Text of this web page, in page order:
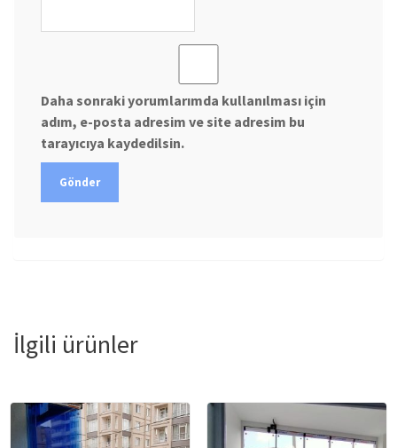
Daha sonraki yorumlarımda kullanılması için
adım, e-posta adresim ve site adresim bu
tarayıcıya kaydedilsin.
İlgili ürünler